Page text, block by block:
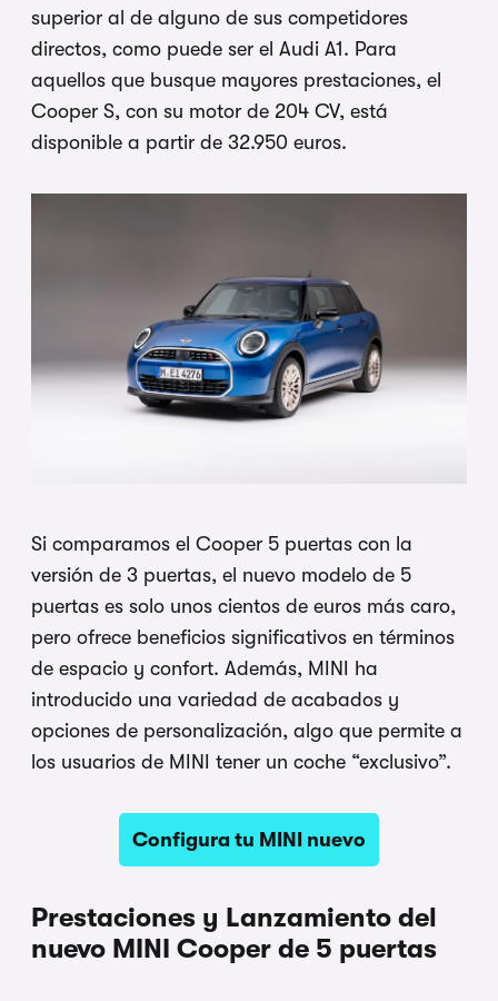
superior al de alguno de sus competidores
directos, como puede ser el Audi A1. Para
aquellos que busque mayores prestaciones, el
Cooper S, con su motor de 204 CV, está
disponible a partir de 32.950 euros.
Si comparamos el Cooper 5 puertas con la
versión de 3 puertas, el nuevo modelo de 5
puertas es solo unos cientos de euros más caro,
pero ofrece beneficios significativos en términos
de espacio y confort. Además, MINI ha
introducido una variedad de acabados y
opciones de personalización, algo que permite a
los usuarios de MINI tener un coche “exclusivo”.
Configura tu MINI nuevo
Prestaciones y Lanzamiento del
nuevo MINI Cooper de 5 puertas